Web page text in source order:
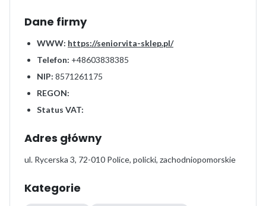
Dane firmy
WWW: https://seniorvita-sklep.pl/
Telefon: +48603838385
NIP: 8571261175
REGON:
Status VAT:
Adres główny
ul. Rycerska 3, 72-010 Police, policki, zachodniopomorskie
Kategorie